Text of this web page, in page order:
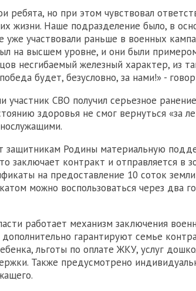
ребята, но при этом чувствовал
жизни. Наше подразделение было, в
участвовали раньше в военных
на высшем уровне, и они были
несгибаемый железный характер, из
будет, безусловно, за нами!» -
участник СВО получил серьезное
здоровья не смог вернуться «за
защитникам Родины материальную
заключает контракт и отправляется в
на предоставление 10 соток
можно воспользоваться через два
работает механизм заключения
гарантируют семье
льготы по оплате ЖКУ, услуг
Также предусмотрено